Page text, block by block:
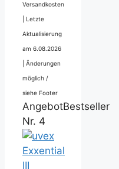
Versandkosten
Letzte
Aktualisierung
am 6.08.2026
Änderungen
möglich /
siehe Footer
AngebotBestseller
Nr. 4